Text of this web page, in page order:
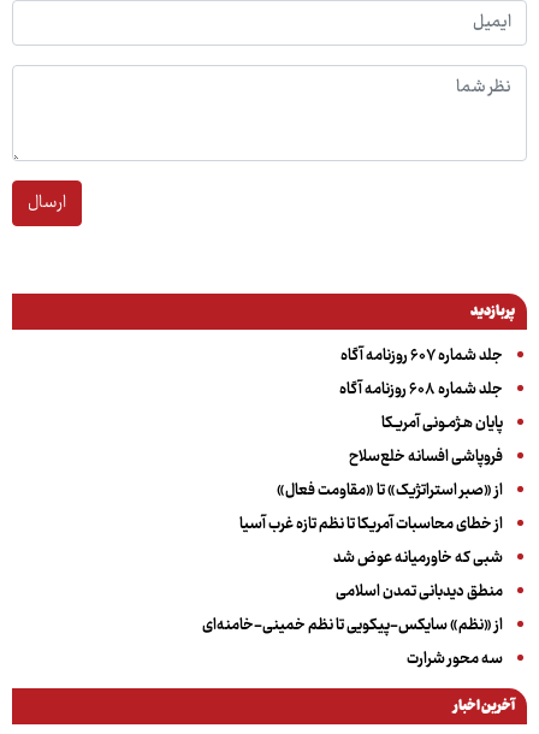
ارسال
پربازدید
جلد شماره ۶۰۷ روزنامه آگاه
جلد شماره ۶۰۸ روزنامه آگاه
پایان هـژمـونی آمریـکا
فروپاشی افسانه خلع‌سلاح
از «صبر استراتژیک» تا «مقاومت فعال»
از خطای محاسبات آمریکا تا نظم تازه غرب آسیا
شبی که خاورمیانه عوض شد
منطق دیدبانی تمدن اسلامی
از «نظم» سایکس-پیکویی تا نظم خمینی-خامنه‌ای
سه‌ محور شرارت
آخرین اخبار